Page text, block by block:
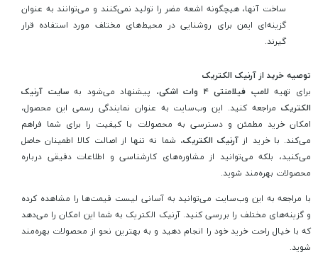
ساخت آنها، هیچگونه اشعه مضر را تولید نمی‌کنند و می‌توانند به عنوان
گزینه‌ای ایمن برای روشنایی در محیط‌های مختلف مورد استفاده قرار
گیرند.
توصیه خرید از آرنیک الکتریک
برای تهیه لامپ فیلامنتی 4 وات اشکی ، پیشنهاد می‌شود به سایت آرنیک
الکتریک مراجعه کنید. این وب‌سایت به عنوان نمایندگی رسمی این محصول،
امکان خرید مطمئن و دسترسی به محصولات با کیفیت را برای شما فراهم
می‌کند. با خرید از آرنیک الکتریک، شما نه تنها از اصالت کالا اطمینان حاصل
می‌کنید، بلکه می‌توانید از مشاوره‌های کارشناسی و اطلاعات دقیقی درباره
محصولات بهره‌مند شوید.
با مراجعه به این وب‌سایت می‌توانید به آسانی لیست قیمت‌ها را مشاهده کرده
و گزینه‌های مختلف را بررسی کنید. آرنیک الکتریک به شما این امکان را می‌دهد
که با خیال راحت خرید خود را انجام دهید و به بهترین نحو از محصولات بهره‌مند
شوید.